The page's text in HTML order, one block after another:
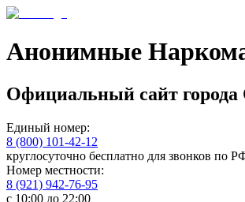
Анонимные
Официальный сайт города
Единый номер:
8 (800) 101-42-12
круглосуточно бесплатно для звонков по
Номер местности:
8 (921) 942-76-95
с 10:00 до 22:00